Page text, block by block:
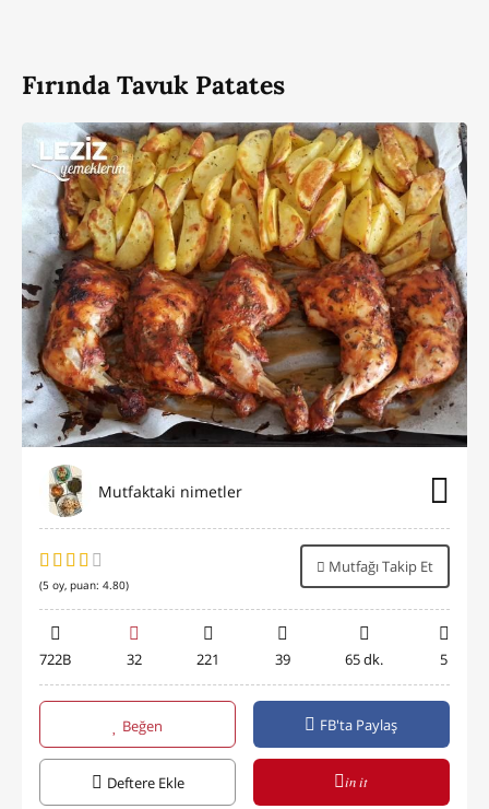
Fırında Tavuk Patates
Mutfaktaki nimetler
(5 oy, puan: 4.80)
Mutfağı Takip Et
722B 32 221 39 65 dk. 5
Beğen FB'ta Paylaş
Deftere Ekle in it